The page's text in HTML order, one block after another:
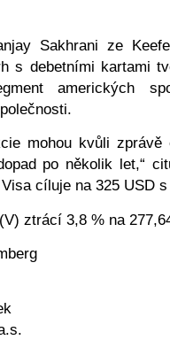
Sakhrani ze
s debetními kartami
amerických
mohou kvůli
po několik let,“
cíluje na 325 USD
ztrácí 3,8 % na